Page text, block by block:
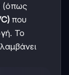
(όπως
που
Το